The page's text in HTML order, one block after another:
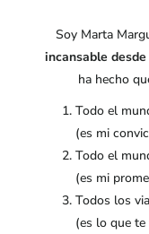
Soy Marta
incansable
ha hecho
Todo el
(es mi
Todo el
(es mi
Todos los
(es lo que